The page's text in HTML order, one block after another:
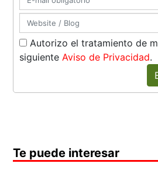
Autorizo el tratamiento de
siguienteAviso de Privacidad.
Te puede interesar